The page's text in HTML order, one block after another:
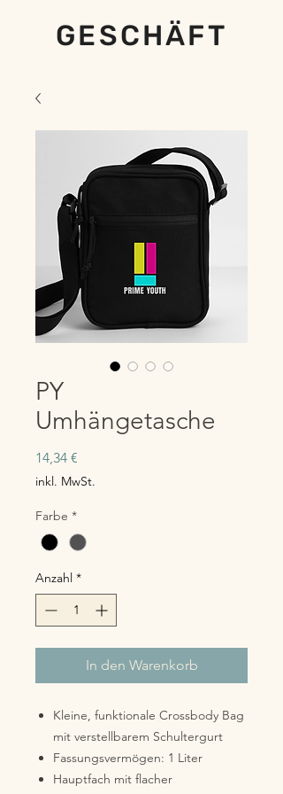
GESCHÄFT
PY
Umhängetasche
14,34 €
inkl. MwSt.
Farbe *
Anzahl *
In den Warenkorb
Kleine, funktionale Crossbody Bag
mit verstellbarem Schultergurt
Fassungsvermögen: 1 Liter
Hauptfach mit flacher